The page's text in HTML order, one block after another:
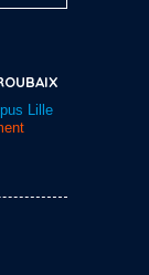
Lille